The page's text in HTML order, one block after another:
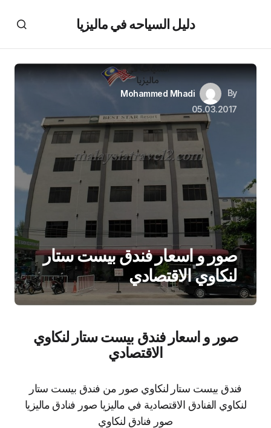
دليل السياحه في ماليزيا
By
Mohammed Mhadi
05.03.2017
صور و اسعار فندق بيست ستار
لنكاوي الاقتصادي
صور و اسعار فندق بيست ستار لنكاوي
الاقتصادي
فندق بيست ستار لنكاوي صور من فندق بيست ستار
لنكاوي الفنادق الاقتصادية في ماليزيا صور فنادق ماليزيا
صور فنادق لنكاوي